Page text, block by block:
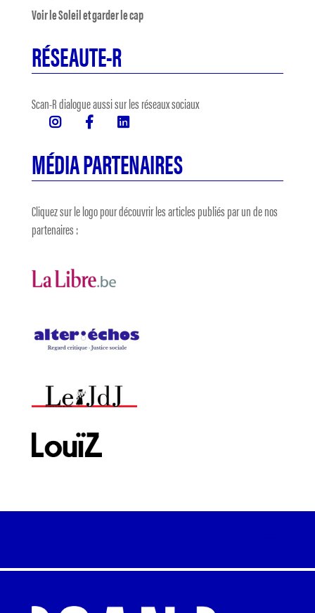
Voir le Soleil et garder le cap
RÉSEAUTE-R
Scan-R dialogue aussi sur les réseaux sociaux
MÉDIA PARTENAIRES
Cliquez sur le logo pour découvrir les articles publiés par un de nos
partenaires :